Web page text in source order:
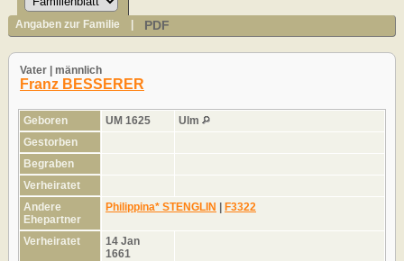
Angaben zur Familie PDF
Vater | männlich
Franz BESSERER
Geboren UM 1625
Ulm
Gestorben
Begraben
Verheiratet
Andere
Ehepartner
Philippina* STENGLIN | F3322
Verheiratet
14 Jan
1661